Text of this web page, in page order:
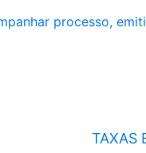
processo,
TAXAS